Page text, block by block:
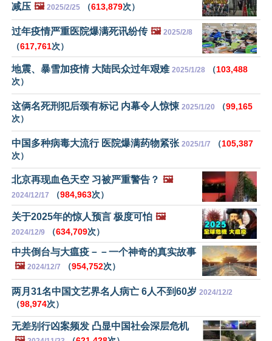
减压 🖼️ 2025/2/25 （613,879次）
过年疫情严重医院爆满死讯纷传 🖼️ 2025/2/8
（617,761次）
地震、暴雪加疫情 大陆民众过年艰难 2025/1/28 （103,488
次）
这俩名死刑犯后颈有标记 内幕令人惊悚 2025/1/20 （99,165
次）
中国多种病毒大流行 医院爆满药物紧张 2025/1/7 （105,387
次）
北京再现血色天空 习被严重警告？ 🖼️
2024/12/17 （984,963次）
关于2025年的惊人预言 极度可怕 🖼️
2024/12/9 （634,709次）
中共倒台与大瘟疫－－一个神奇的真实故事
🖼️ 2024/12/7 （954,752次）
两月31名中国文艺界名人病亡 6人不到60岁 2024/12/2
（98,974次）
无差别行凶案频发 凸显中国社会深层危机